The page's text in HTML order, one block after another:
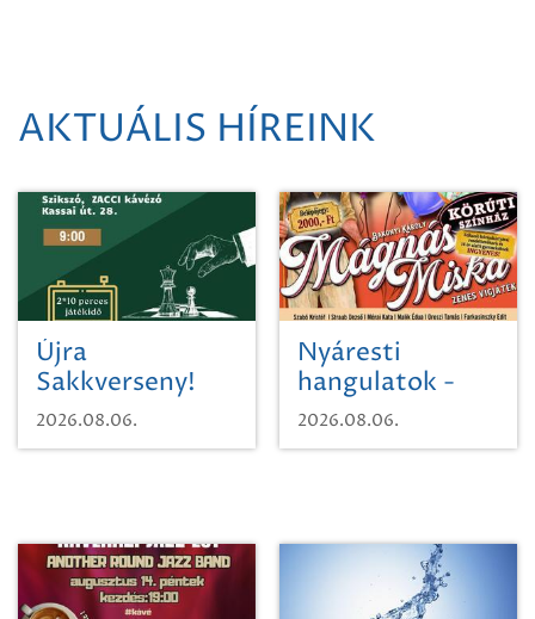
AKTUÁLIS HÍREINK
Újra
Sakkverseny!
2026.08.06.
Nyáresti
hangulatok -
Mágnás Miska
2026.08.06.